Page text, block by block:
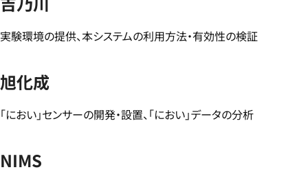
実験環境の提供、本システムの利用方法・有効性の検証
旭化成
「におい」センサーの開発・設置、「におい」データの分析
NIMS